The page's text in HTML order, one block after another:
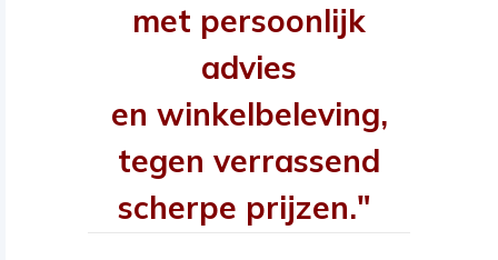
met persoonlijk
advies
en winkelbeleving,
tegen verrassend
scherpe prijzen."